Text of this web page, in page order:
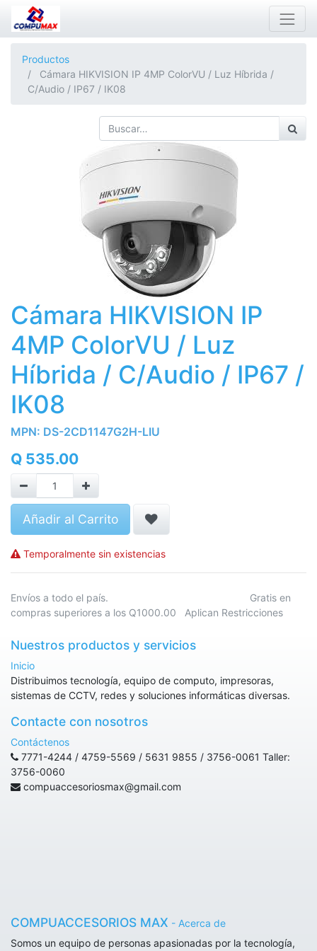
Productos
Cámara HIKVISION IP 4MP ColorVU / Luz Híbrida /
C/Audio / IP67 / IK08
Cámara HIKVISION IP
4MP ColorVU / Luz
Híbrida / C/Audio / IP67 /
IK08
MPN: DS-2CD1147G2H-LIU
Q 535.00
Añadir al Carrito
Temporalmente sin existencias
Envíos a todo el país. Gratis en
compras superiores a los Q1000.00 Aplican Restricciones
Nuestros productos y servicios
Inicio
Distribuimos tecnología, equipo de computo, impresoras,
sistemas de CCTV, redes y soluciones informáticas diversas.
Contacte con nosotros
Contáctenos
7771-4244 / 4759-5569 / 5631 9855 / 3756-0061 Taller:
3756-0060
compuaccesoriosmax@gmail.com
COMPUACCESORIOS MAX - Acerca de
Somos un equipo de personas apasionadas por la tecnología,